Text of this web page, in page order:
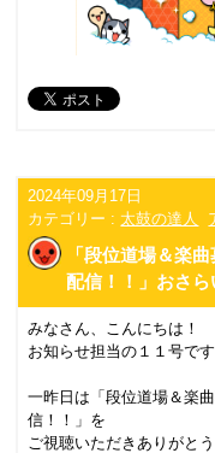
2024年09月17日
カテゴリー :太鼓の達人
「段位道場＆楽
配信！！」おさら
みなさん、こんにちは！
お知らせ担当の１１号です
一昨日は「段位道場＆楽
信！！」を
ご視聴いただきありがと